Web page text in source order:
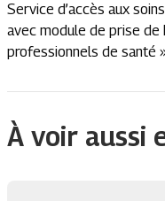
Service d’accès aux
avec module de prise de
professionnels de santé
À voir aussi